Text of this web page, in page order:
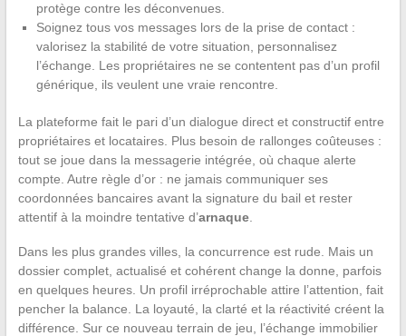
protège contre les déconvenues.
Soignez tous vos messages lors de la prise de contact :
valorisez la stabilité de votre situation, personnalisez
l’échange. Les propriétaires ne se contentent pas d’un profil
générique, ils veulent une vraie rencontre.
La plateforme fait le pari d’un dialogue direct et constructif entre
propriétaires et locataires. Plus besoin de rallonges coûteuses :
tout se joue dans la messagerie intégrée, où chaque alerte
compte. Autre règle d’or : ne jamais communiquer ses
coordonnées bancaires avant la signature du bail et rester
attentif à la moindre tentative d’arnaque.
Dans les plus grandes villes, la concurrence est rude. Mais un
dossier complet, actualisé et cohérent change la donne, parfois
en quelques heures. Un profil irréprochable attire l’attention, fait
pencher la balance. La loyauté, la clarté et la réactivité créent la
différence. Sur ce nouveau terrain de jeu, l’échange immobilier